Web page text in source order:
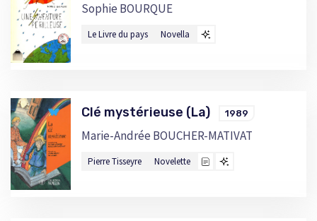
Sophie BOURQUE
Le Livre du pays Novella
Clé mystérieuse (La) 1989
Marie-Andrée BOUCHER-MATIVAT
Pierre Tisseyre Novelette